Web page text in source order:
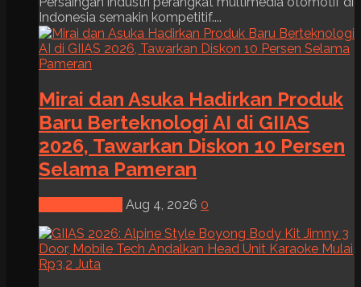
Indonesia semakin kompetitif....
Mirai dan Asuka Hadirkan Produk
Baru Berteknologi AI di GIIAS
2026, Tawarkan Diskon 10 Persen
Selama Pameran
Aug 4, 2026 0